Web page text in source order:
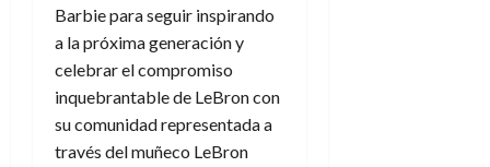
Barbie para seguir inspirando
a la próxima generación y
celebrar el compromiso
inquebrantable de LeBron con
su comunidad representada a
través del muñeco LeBron